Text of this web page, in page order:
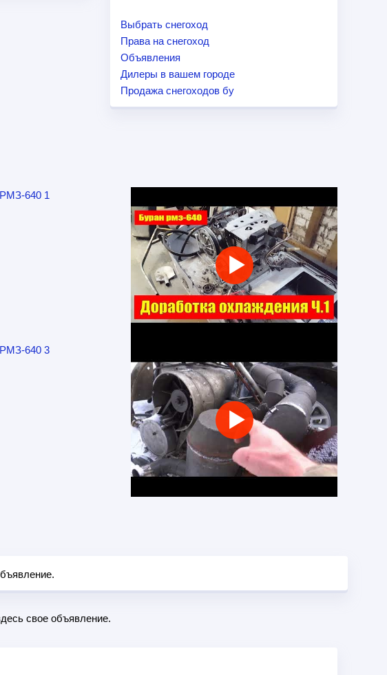
Выбрать снегоход
Права на снегоход
Объявления
Дилеры в вашем городе
Продажа снегоходов бу
свое объявление.